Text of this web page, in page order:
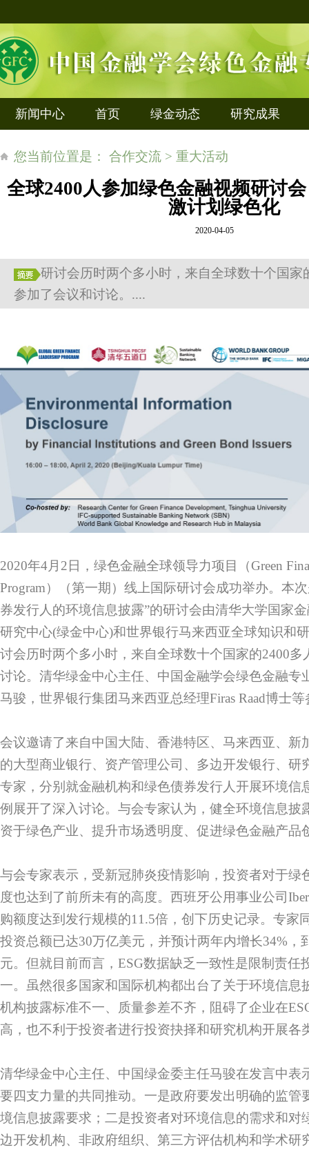
新闻中心 首页 绿金动态 研究成果
您当前位置是： 合作交流 > 重大活动
全球2400人参加绿色金融视频研讨
激计划绿色化
2020-04-05
研讨会历时两个多小时，来自全球数十个国家
参加了会议和讨论。....
2020年4月2日，绿色金融全球领导力项目（Green
Program）（第一期）线上国际研讨会成功举办。本
券发行人的环境信息披露”的研讨会由清华大学国家
研究中心(绿金中心)和世界银行马来西亚全球知识和
讨会历时两个多小时，来自全球数十个国家的2400
讨论。清华绿金中心主任、中国金融学会绿色金融专
马骏，世界银行集团马来西亚总经理Firas Raad博士
会议邀请了来自中国大陆、香港特区、马来西亚、新
的大型商业银行、资产管理公司、多边开发银行、研
专家，分别就金融机构和绿色债券发行人开展环境信
例展开了深入讨论。与会专家认为，健全环境信息披
资于绿色产业、提升市场透明度、促进绿色金融产品
与会专家表示，受新冠肺炎疫情影响，投资者对于绿
度也达到了前所未有的高度。西班牙公用事业公司
购额度达到发行规模的11.5倍，创下历史记录。专家
投资总额已达30万亿美元，并预计两年内增长34%，
元。但就目前而言，ESG数据缺乏一致性是限制责任
一。虽然很多国家和国际机构都出台了关于环境信息
机构披露标准不一、质量参差不齐，阻碍了企业在
高，也不利于投资者进行投资抉择和研究机构开展各
清华绿金中心主任、中国绿金委主任马骏在发言中表
要四支力量的共同推动。一是政府要发出明确的监管
境信息披露要求；二是投资者对环境信息的需求和对
边开发机构、非政府组织、第三方评估机构和学术研